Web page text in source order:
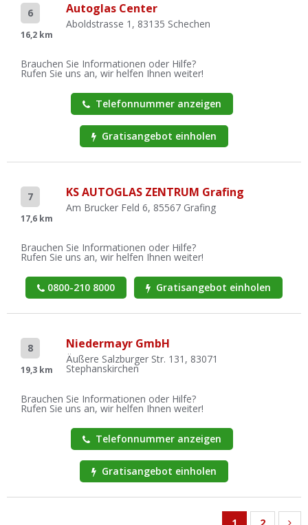
6
16,2 km
Autoglas Center
Aboldstrasse 1, 83135 Schechen
Brauchen Sie Informationen oder Hilfe?
Rufen Sie uns an, wir helfen Ihnen weiter!
Telefonnummer anzeigen
Gratisangebot einholen
7
17,6 km
KS AUTOGLAS ZENTRUM Grafing
Am Brucker Feld 6, 85567 Grafing
Brauchen Sie Informationen oder Hilfe?
Rufen Sie uns an, wir helfen Ihnen weiter!
0800-210 8000 Gratisangebot einholen
8
19,3 km
Niedermayr GmbH
Äußere Salzburger Str. 131, 83071
Stephanskirchen
Brauchen Sie Informationen oder Hilfe?
Rufen Sie uns an, wir helfen Ihnen weiter!
Telefonnummer anzeigen
Gratisangebot einholen